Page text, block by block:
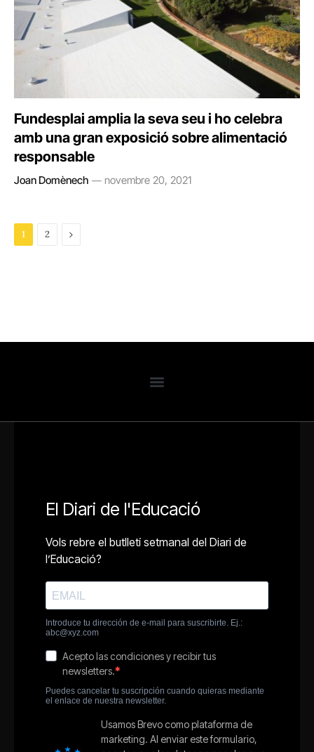
Fundesplai amplia la seva seu i ho celebra
amb una gran exposició sobre alimentació
responsable
Joan Domènech novembre 20, 2021
1 2 Next